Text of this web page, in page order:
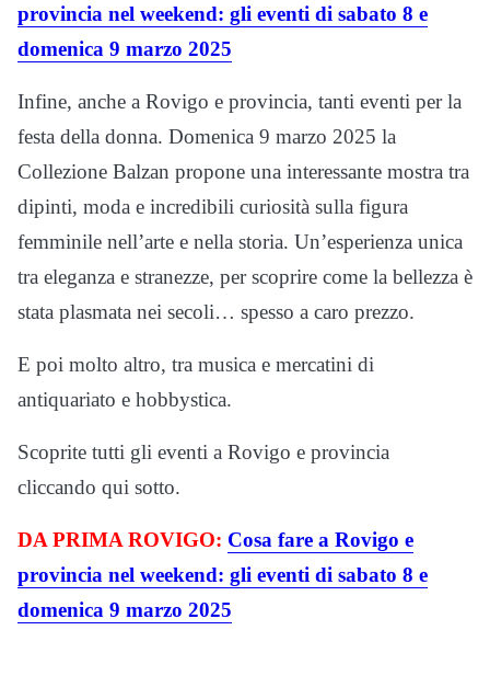
provincia nel weekend: gli eventi di sabato 8 e
domenica 9 marzo 2025
Infine, anche a Rovigo e provincia, tanti eventi per la
festa della donna. Domenica 9 marzo 2025 la
Collezione Balzan propone una interessante mostra tra
dipinti, moda e incredibili curiosità sulla figura
femminile nell’arte e nella storia. Un’esperienza unica
tra eleganza e stranezze, per scoprire come la bellezza è
stata plasmata nei secoli… spesso a caro prezzo.
E poi molto altro, tra musica e mercatini di
antiquariato e hobbystica.
Scoprite tutti gli eventi a Rovigo e provincia
cliccando qui sotto.
DA PRIMA ROVIGO: Cosa fare a Rovigo e
provincia nel weekend: gli eventi di sabato 8 e
domenica 9 marzo 2025